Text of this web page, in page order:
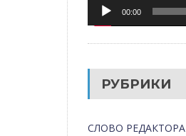
00:00
РУБРИКИ
СЛОВО РЕДАКТОРА